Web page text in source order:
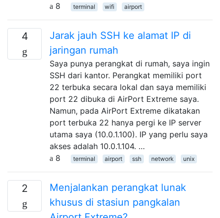
8
terminal wifi airport
4
Jarak jauh SSH ke alamat IP di
jaringan rumah
Saya punya perangkat di rumah, saya ingin
SSH dari kantor. Perangkat memiliki port
22 terbuka secara lokal dan saya memiliki
port 22 dibuka di AirPort Extreme saya.
Namun, pada AirPort Extreme dikatakan
port terbuka 22 hanya pergi ke IP server
utama saya (10.0.1.100). IP yang perlu saya
akses adalah 10.0.1.104. …
8
terminal airport ssh network unix
2
Menjalankan perangkat lunak
khusus di stasiun pangkalan